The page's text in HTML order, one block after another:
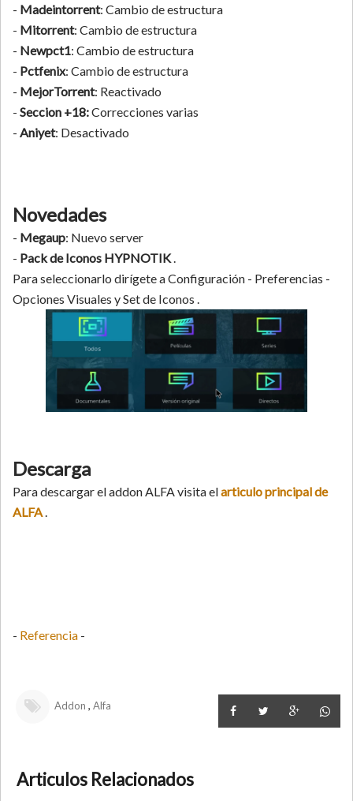
- Madeintorrent: Cambio de estructura
- Mitorrent: Cambio de estructura
- Newpct1: Cambio de estructura
- Pctfenix: Cambio de estructura
- MejorTorrent: Reactivado
- Seccion +18:Correcciones varias
- Aniyet: Desactivado
Novedades
- Megaup: Nuevo server
- Pack de Iconos HYPNOTIK.
Para seleccionarlo dirígete a Configuración - Preferencias -
Opciones Visuales y Set de Iconos .
Descarga
Para descargar el addon ALFA visita elarticulo principal de
ALFA.
- Referencia -
Addon , Alfa
Articulos Relacionados